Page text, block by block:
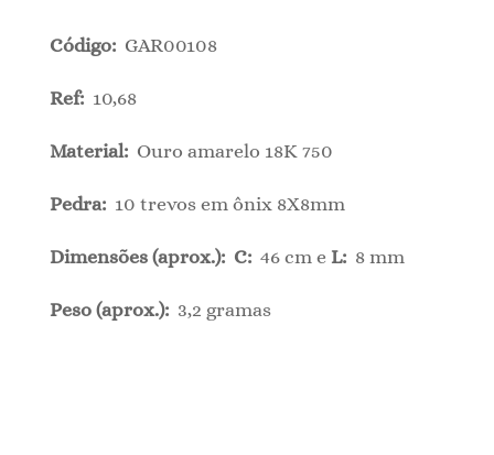
Código: GAR00108
Ref: 10,68
Material: Ouro amarelo 18K 750
Pedra: 10 trevos em ônix 8X8mm
Dimensões (aprox.): C: 46 cm e L: 8 mm
Peso (aprox.): 3,2 gramas